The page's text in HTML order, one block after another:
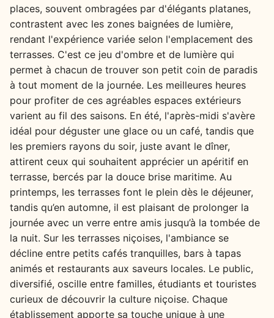
places, souvent ombragées par d'élégants platanes,
contrastent avec les zones baignées de lumière,
rendant l'expérience variée selon l'emplacement des
terrasses. C'est ce jeu d'ombre et de lumière qui
permet à chacun de trouver son petit coin de paradis
à tout moment de la journée. Les meilleures heures
pour profiter de ces agréables espaces extérieurs
varient au fil des saisons. En été, l'après-midi s'avère
idéal pour déguster une glace ou un café, tandis que
les premiers rayons du soir, juste avant le dîner,
attirent ceux qui souhaitent apprécier un apéritif en
terrasse, bercés par la douce brise maritime. Au
printemps, les terrasses font le plein dès le déjeuner,
tandis qu’en automne, il est plaisant de prolonger la
journée avec un verre entre amis jusqu’à la tombée de
la nuit. Sur les terrasses niçoises, l'ambiance se
décline entre petits cafés tranquilles, bars à tapas
animés et restaurants aux saveurs locales. Le public,
diversifié, oscille entre familles, étudiants et touristes
curieux de découvrir la culture niçoise. Chaque
établissement apporte sa touche unique à une